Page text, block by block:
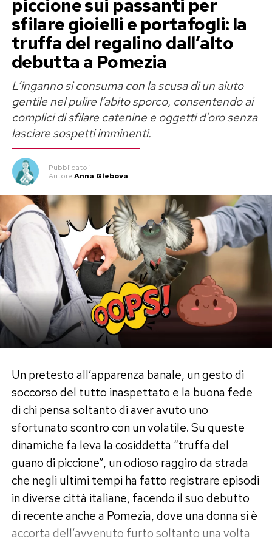
piccione sui passanti per
sfilare gioielli e portafogli: la
truffa del regalino dall’alto
debutta a Pomezia
L’inganno si consuma con la scusa di un aiuto
gentile nel pulire l’abito sporco, consentendo ai
complici di sfilare catenine e oggetti d’oro senza
lasciare sospetti imminenti.
Pubblicato il
Autore Anna Glebova
Un pretesto all’apparenza banale, un gesto di
soccorso del tutto inaspettato e la buona fede
di chi pensa soltanto di aver avuto uno
sfortunato scontro con un volatile. Su queste
dinamiche fa leva la cosiddetta “truffa del
guano di piccione”, un odioso raggiro da strada
che negli ultimi tempi ha fatto registrare episodi
in diverse città italiane, facendo il suo debutto
di recente anche a Pomezia, dove una donna si è
accorta dell’avvenuto furto soltanto una volta